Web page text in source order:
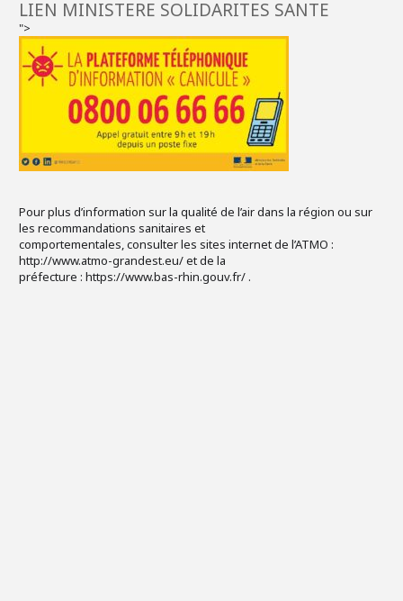
LIEN MINISTERE SOLIDARITES SANTE
">
Pour plus d’information sur la qualité de l’air dans la région ou sur
les recommandations sanitaires et
comportementales, consulter les sites internet de l’ATMO :
http://www.atmo-grandest.eu/ et de la
préfecture : https://www.bas-rhin.gouv.fr/ .